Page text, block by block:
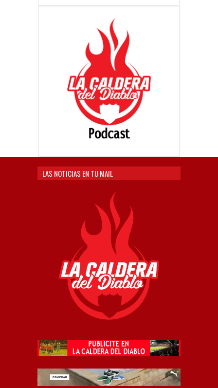
LAS NOTICIAS EN TU MAIL